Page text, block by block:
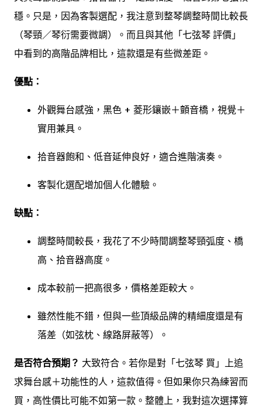
穩。只是，因為客製選配，我注意到整琴調整時間比較長
（琴頸／琴衍需要微調）。而且與其他「七弦琴 評價」
中看到的高階品牌相比，這款還是有些微差距。
優點：
外觀舞台感強，黑色 + 菱形鑲嵌＋顫音橋，視覺＋
實用兼具。
拾音器飽和、低音延伸良好，適合進階演奏。
客製化選配增加個人化體驗。
缺點：
調整時間較長，我花了不少時間調整琴頸弧度、橋
高、拾音器高度。
成本較前一把高很多，價格差距較大。
雖然性能不錯，但與一些頂級品牌的精細度還是有
落差（如弦枕、線路屏蔽等）。
是否符合預期？ 大致符合。若你是對「七弦琴 買」上追
求舞台感＋功能性的人，這款值得。但如果你只為練習而
買，高性價比可能不如第一款。整體上，我對這次選擇算